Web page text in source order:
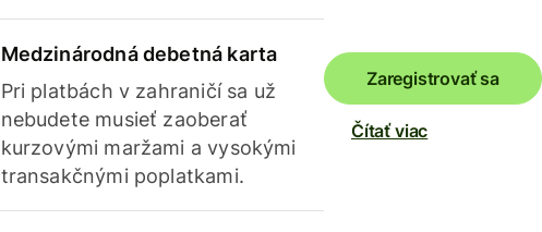
Medzinárodná debetná karta
Pri platbách v zahraničí sa už
nebudete musieť zaoberať
kurzovými maržami a vysokými
transakčnými poplatkami.
Zaregistrovať sa
Čítať viac